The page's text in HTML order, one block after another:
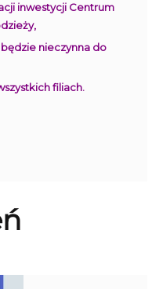
inwestycji Centrum
będzie nieczynna do
filiach.